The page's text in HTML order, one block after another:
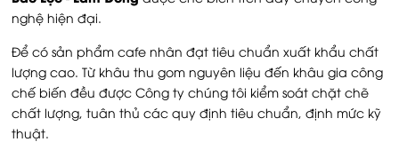
nghệ hiện đại.
Để có sản phẩm cafe nhân đạt tiêu chuẩn xuất khẩu chất
lượng cao. Từ khâu thu gom nguyên liệu đến khâu gia công
chế biến đều được Công ty chúng tôi kiểm soát chặt chẽ
chất lượng, tuân thủ các quy định tiêu chuẩn, định mức kỹ
thuật.